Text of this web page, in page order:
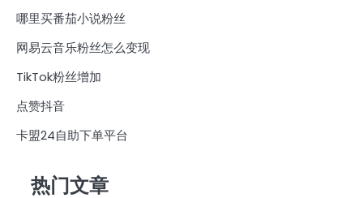
哪里买番茄小说粉丝
网易云音乐粉丝怎么变现
TikTok粉丝增加
点赞抖音
卡盟24自助下单平台
热门文章